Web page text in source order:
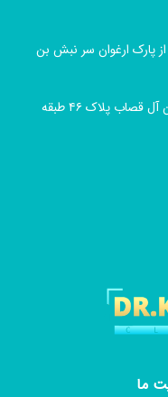
پارک ارغوان سر نبش بن
آدرس مطب تهرانپارس : میدان رهبر خیابان آل قصاب پلاک ۴۶ طبقه
ما